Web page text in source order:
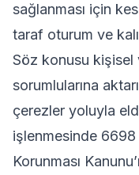
sağlanması için
taraf oturum ve
Söz konusu kişisel
sorumlularına
çerezler yoluyla
işlenmesinde 6698
Korunması